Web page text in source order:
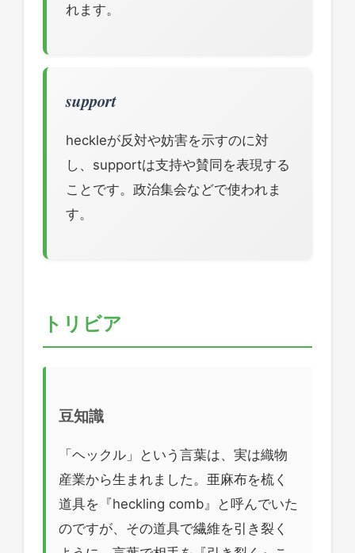
れます。
support
heckleが反対や妨害を示すのに対
し、supportは支持や賛同を表現する
ことです。政治集会などで使われま
す。
トリビア
豆知識
「ヘックル」という言葉は、実は織物
産業から生まれました。亜麻布を梳く
道具を『heckling comb』と呼んでいた
のですが、その道具で繊維を引き裂く